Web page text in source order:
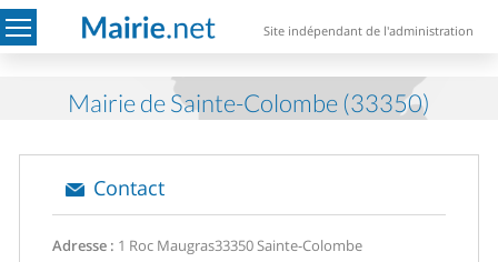
Site indépendant de l'administration
Mairie de Sainte-Colombe (33350)
Contact
Adresse : 1 Roc Maugras33350 Sainte-Colombe